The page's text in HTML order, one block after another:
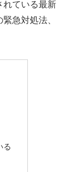
れている最新
急対処法、
る